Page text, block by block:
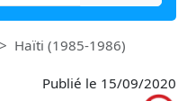
Haïti (1985-1986)
Publié le 15/09/2020